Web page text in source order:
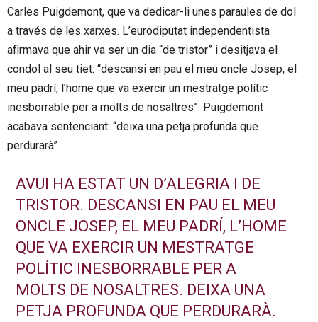
Carles Puigdemont, que va dedicar-li unes paraules de dol
a través de les xarxes. L’eurodiputat independentista
afirmava que ahir va ser un dia “de tristor” i desitjava el
condol al seu tiet: “descansi en pau el meu oncle Josep, el
meu padrí, l’home que va exercir un mestratge polític
inesborrable per a molts de nosaltres”. Puigdemont
acabava sentenciant: “deixa una petja profunda que
perdurarà”.
AVUI HA ESTAT UN D’ALEGRIA I DE
TRISTOR. DESCANSI EN PAU EL MEU
ONCLE JOSEP, EL MEU PADRÍ, L’HOME
QUE VA EXERCIR UN MESTRATGE
POLÍTIC INESBORRABLE PER A
MOLTS DE NOSALTRES. DEIXA UNA
PETJA PROFUNDA QUE PERDURARÀ.